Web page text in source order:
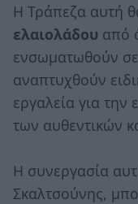
Η Τράπεζα αυτή
ελαιολάδου από
ενσωματωθούν
αναπτυχθούν
εργαλεία για
των αυθεντικών
Η συνεργασία
Σκαλτσούνης,